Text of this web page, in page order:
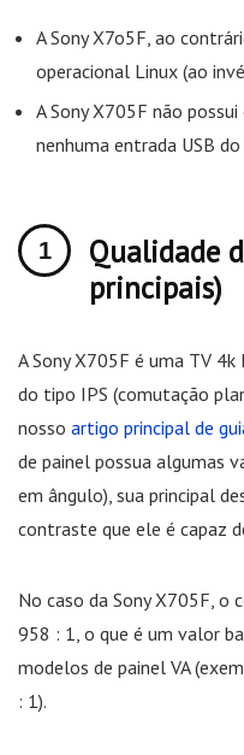
A Sony X7o5F, ao
operacional Linux (ao
A Sony X705F não
nenhuma entrada USB
Qualidade
principais)
A Sony X705F é uma TV
do tipo IPS (comutação
nosso artigo principal de
de painel possua algumas
em ângulo), sua principal
contraste que ele é capaz
No caso da Sony X705F,
958 : 1, o que é um valor
modelos de painel VA
: 1).